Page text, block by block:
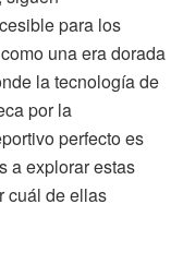
para los
una era dorada
la tecnología de
por la
perfecto es
a explorar estas
cuál de ellas